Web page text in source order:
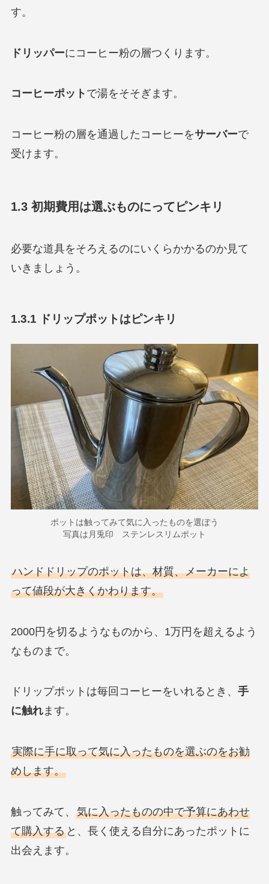
す。
ドリッパーにコーヒー粉の層つくります。
コーヒーポット で湯をそそぎます。
コーヒー粉の層を通過したコーヒーをサーバーで
受けます。
1.3 初期費用は選ぶものにってピンキリ
必要な道具をそろえるのにいくらかかるのか見て
いきましょう。
1.3.1 ドリップポットはピンキリ
ポットは触ってみて気に入ったものを選ぼう
写真は月兎印 ステンレスリムポット
ハンドドリップのポットは、材質、メーカーによ
って値段が大きくかわります。
2000円を切るようなものから、1万円を超えるよう
なものまで。
ドリップポットは毎回コーヒーをいれるとき、 手
に触れます。
実際に手に取って気に入ったものを選ぶのをお勧
めします。
触ってみて、 気に入ったものの中で予算にあわせ
て購入すると、長く使える自分にあったポットに
出会えます。